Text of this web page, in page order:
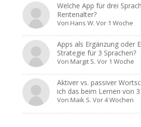
Welche App für drei
Rentenalter?
Von Hans W. Vor 1 Woche
Apps als Ergänzung oder
Strategie für 3 Sprachen?
Von Margit S. Vor 1 Woche
Aktiver vs. passiver
ich das beim Lernen von 3
Von Maik S. Vor 4 Wochen